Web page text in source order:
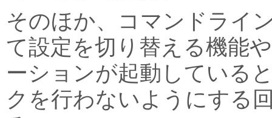
そのほか、コマンドライ
て設定を切り替える機能
ーションが起動している
クを行わないようにする